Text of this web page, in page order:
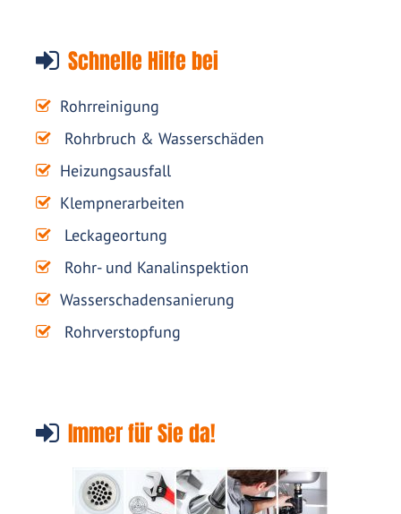
Schnelle Hilfe bei
Rohrreinigung
Rohrbruch & Wasserschäden
Heizungsausfall
Klempnerarbeiten
Leckageortung
Rohr- und Kanalinspektion
Wasserschadensanierung
Rohrverstopfung
Immer für Sie da!